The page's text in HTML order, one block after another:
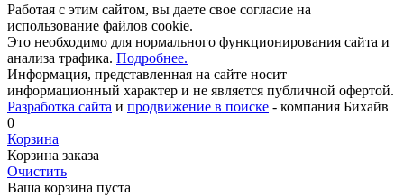
Работая с этим сайтом, вы даете свое согласие на
использование файлов cookie.
Это необходимо для нормального функционирования сайта и
анализа трафика. Подробнее.
Информация, представленная на сайте носит
информационный характер и не является публичной офертой.
Разработка сайта и продвижение в поиске - компания Бихайв
0
Корзина
Корзина заказа
Очистить
Ваша корзина пуста